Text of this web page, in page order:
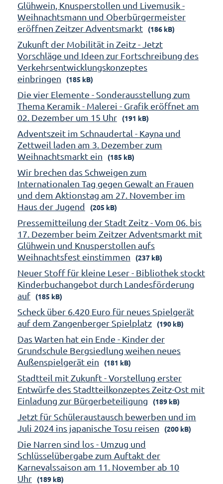
Glühwein, Knusperstollen und Livemusik -
Weihnachtsmann und Oberbürgermeister
eröffnen Zeitzer Adventsmarkt
(186 kB)
Zukunft der Mobilität in Zeitz - Jetzt
Vorschläge und Ideen zur Fortschreibung des
Verkehrsentwicklungskonzeptes
einbringen
(185 kB)
Die vier Elemente - Sonderausstellung zum
Thema Keramik - Malerei - Grafik eröffnet am
02. Dezember um 15 Uhr
(191 kB)
Adventszeit im Schnaudertal - Kayna und
Zettweil laden am 3. Dezember zum
Weihnachtsmarkt ein
(185 kB)
Wir brechen das Schweigen zum
Internationalen Tag gegen Gewalt an Frauen
und dem Aktionstag am 27. November im
Haus der Jugend
(205 kB)
Pressemitteilung der Stadt Zeitz - Vom 06. bis
17. Dezember beim Zeitzer Adventsmarkt mit
Glühwein und Knusperstollen aufs
Weihnachtsfest einstimmen
(237 kB)
Neuer Stoff für kleine Leser - Bibliothek stockt
Kinderbuchangebot durch Landesförderung
auf
(185 kB)
Scheck über 6.420 Euro für neues Spielgerät
auf dem Zangenberger Spielplatz
(190 kB)
Das Warten hat ein Ende - Kinder der
Grundschule Bergsiedlung weihen neues
Außenspielgerät ein
(181 kB)
Stadtteil mit Zukunft - Vorstellung erster
Entwürfe des Stadtteilkonzeptes Zeitz-Ost mit
Einladung zur Bürgerbeteiligung
(189 kB)
Jetzt für Schüleraustausch bewerben und im
Juli 2024 ins japanische Tosu reisen
(200 kB)
Die Narren sind los - Umzug und
Schlüsselübergabe zum Auftakt der
Karnevalssaison am 11. November ab 10
Uhr
(189 kB)